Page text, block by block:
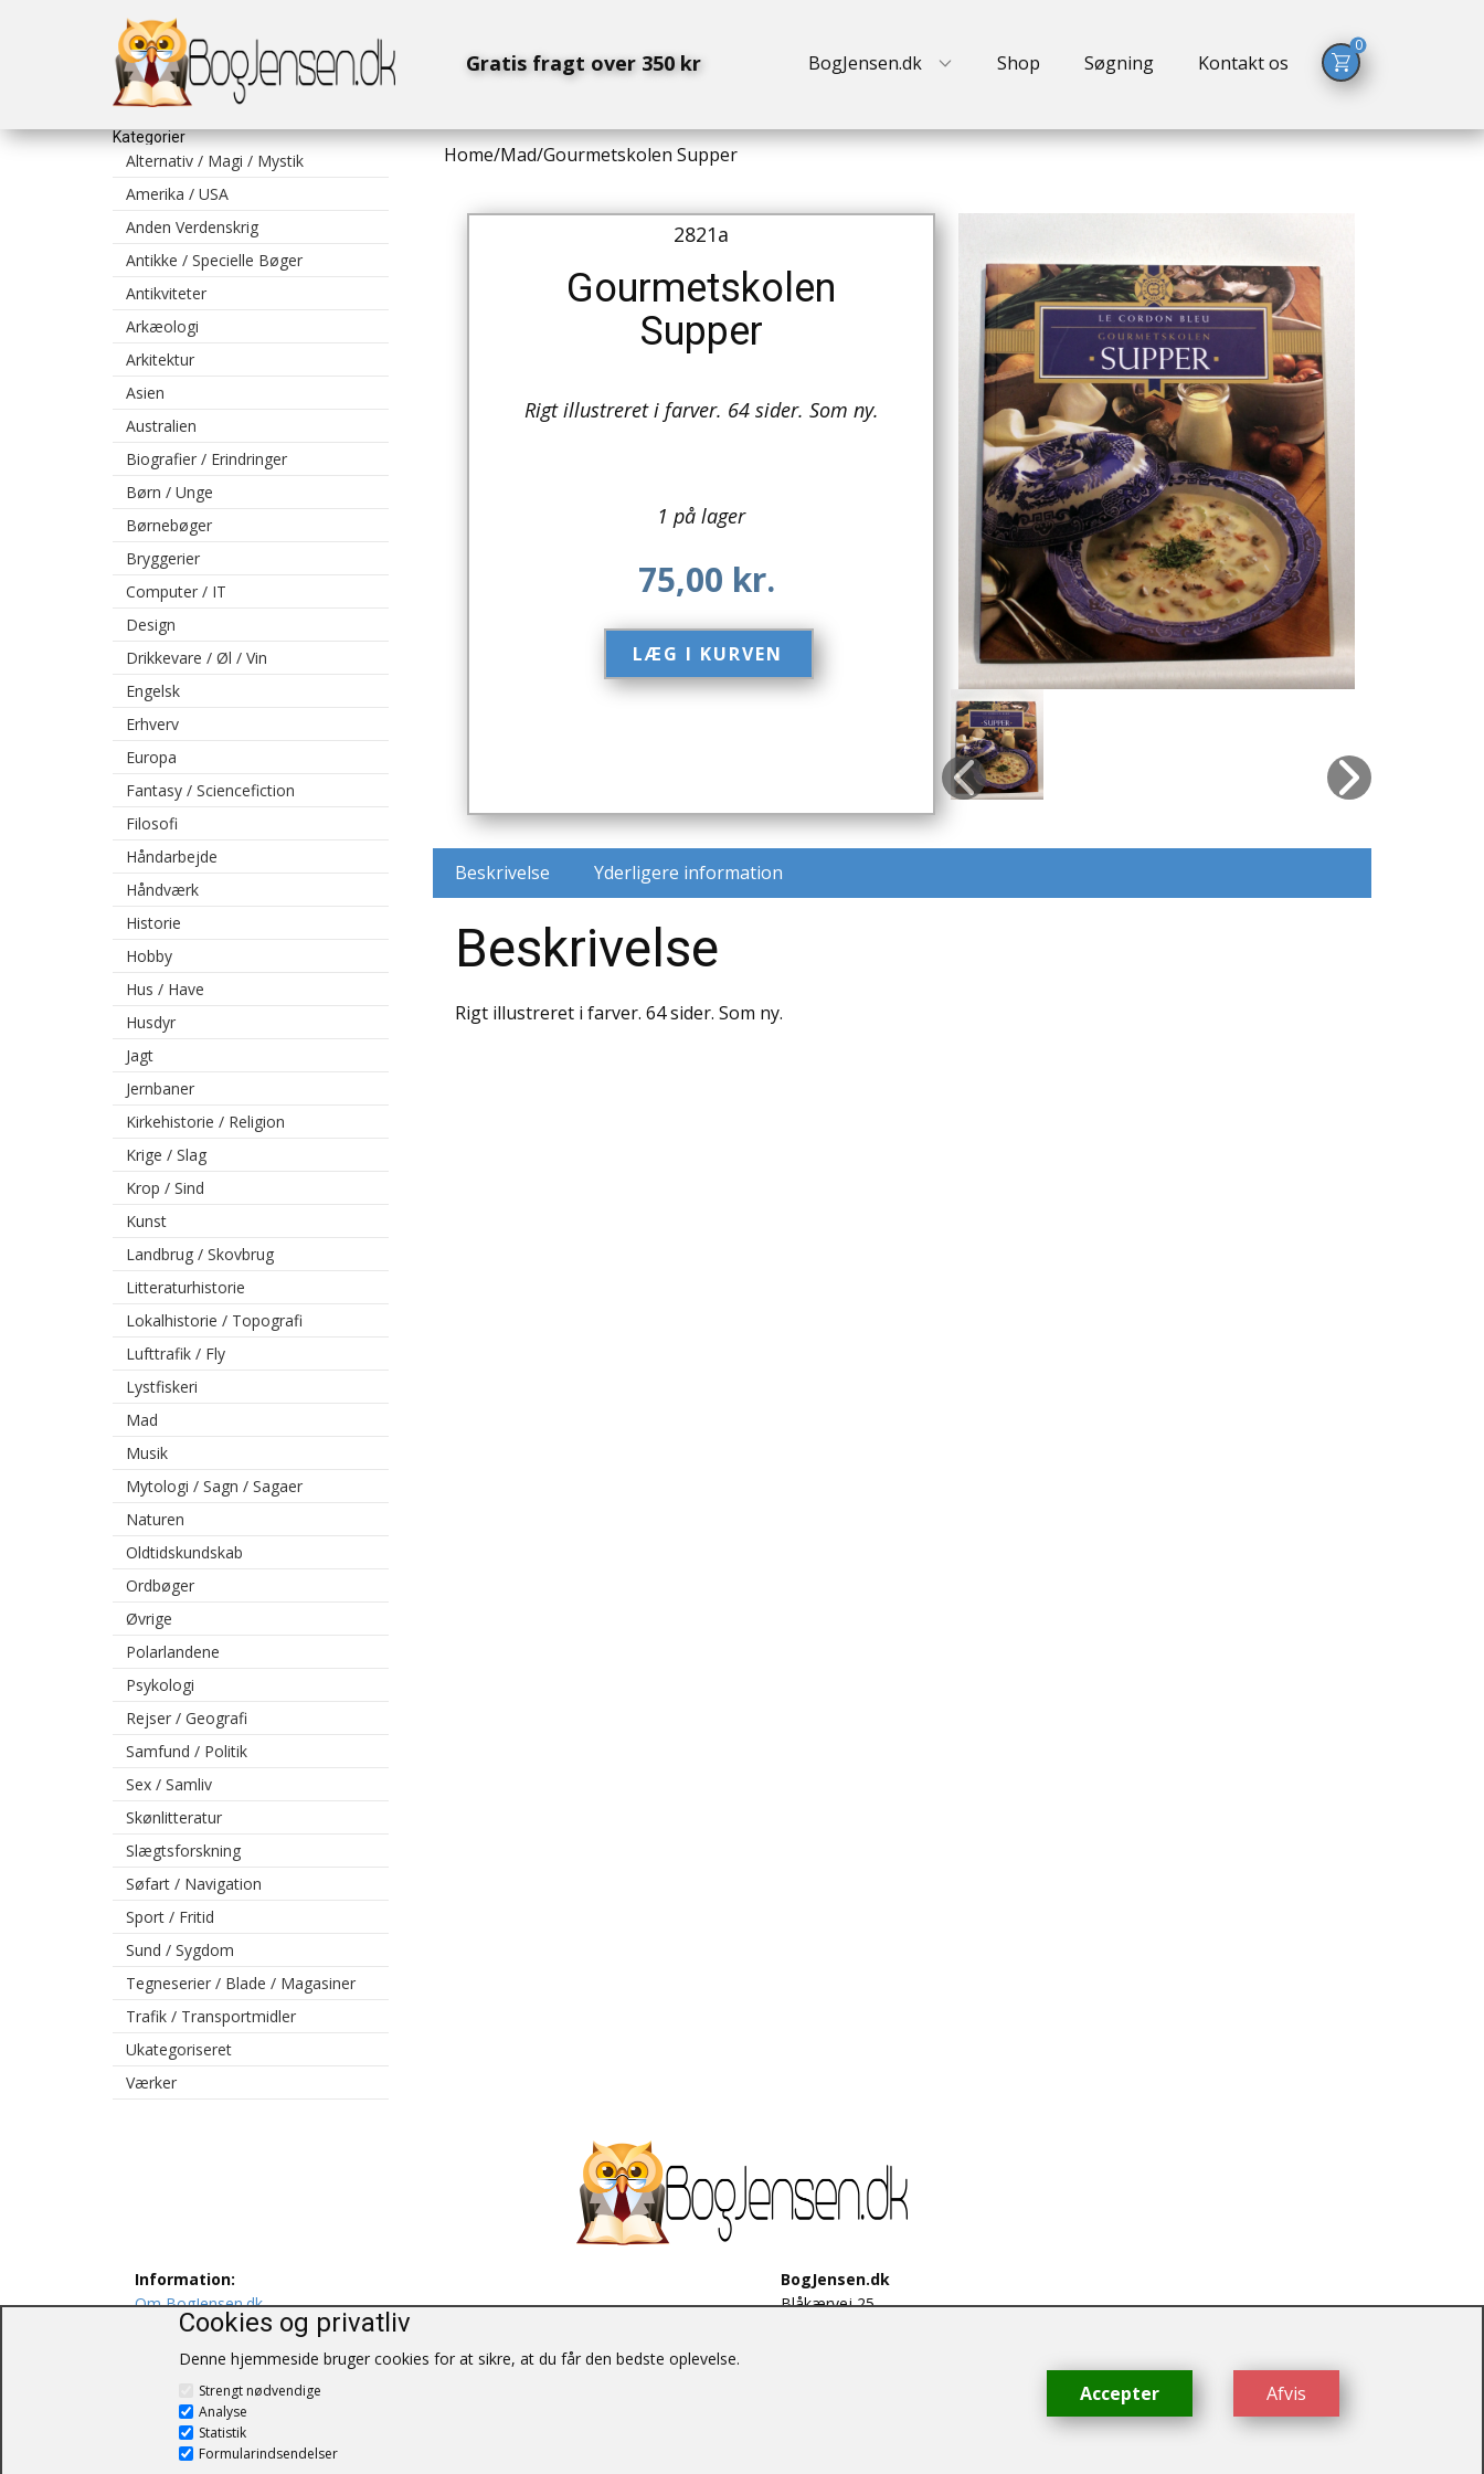
BogJensen.dk Shop Søgning Kontakt os
Gratis fragt over 350 kr
0
Kategorier
Alternativ / Magi / Mystik
Amerika / USA
Anden Verdenskrig
Antikke / Specielle Bøger
Antikviteter
Arkæologi
Arkitektur
Asien
Australien
Biografier / Erindringer
Børn / Unge
Børnebøger
Bryggerier
Computer / IT
Design
Drikkevare / Øl / Vin
Engelsk
Erhverv
Europa
Fantasy / Sciencefiction
Filosofi
Håndarbejde
Håndværk
Historie
Hobby
Hus / Have
Husdyr
Jagt
Jernbaner
Kirkehistorie / Religion
Krige / Slag
Krop / Sind
Kunst
Landbrug / Skovbrug
Litteraturhistorie
Lokalhistorie / Topografi
Lufttrafik / Fly
Lystfiskeri
Mad
Musik
Mytologi / Sagn / Sagaer
Naturen
Oldtidskundskab
Ordbøger
Øvrige
Polarlandene
Psykologi
Rejser / Geografi
Samfund / Politik
Sex / Samliv
Skønlitteratur
Slægtsforskning
Søfart / Navigation
Sport / Fritid
Sund / Sygdom
Tegneserier / Blade / Magasiner
Trafik / Transportmidler
Ukategoriseret
Værker
Home/Mad/Gourmetskolen Supper
2821a
Gourmetskolen
Supper
Rigt illustreret i farver. 64 sider. Som ny.
1 på lager
75,00 kr.
LÆG I KURVEN​
Beskrivelse Yderligere information
Beskrivelse
Rigt illustreret i farver. 64 sider. Som ny.
Information:
Om BogJensen.dk
Levering
Persondatapolitik
Salgs og leveringsbetingelser
Kontakt os
BogJensen.dk
Blåkærvej 25
Cookies og privatliv
Denne hjemmeside bruger cookies for at sikre, at du får den bedste oplevelse.
Strengt nødvendige
Analyse
Statistik
Formularindsendelser
Afvis
Accepter